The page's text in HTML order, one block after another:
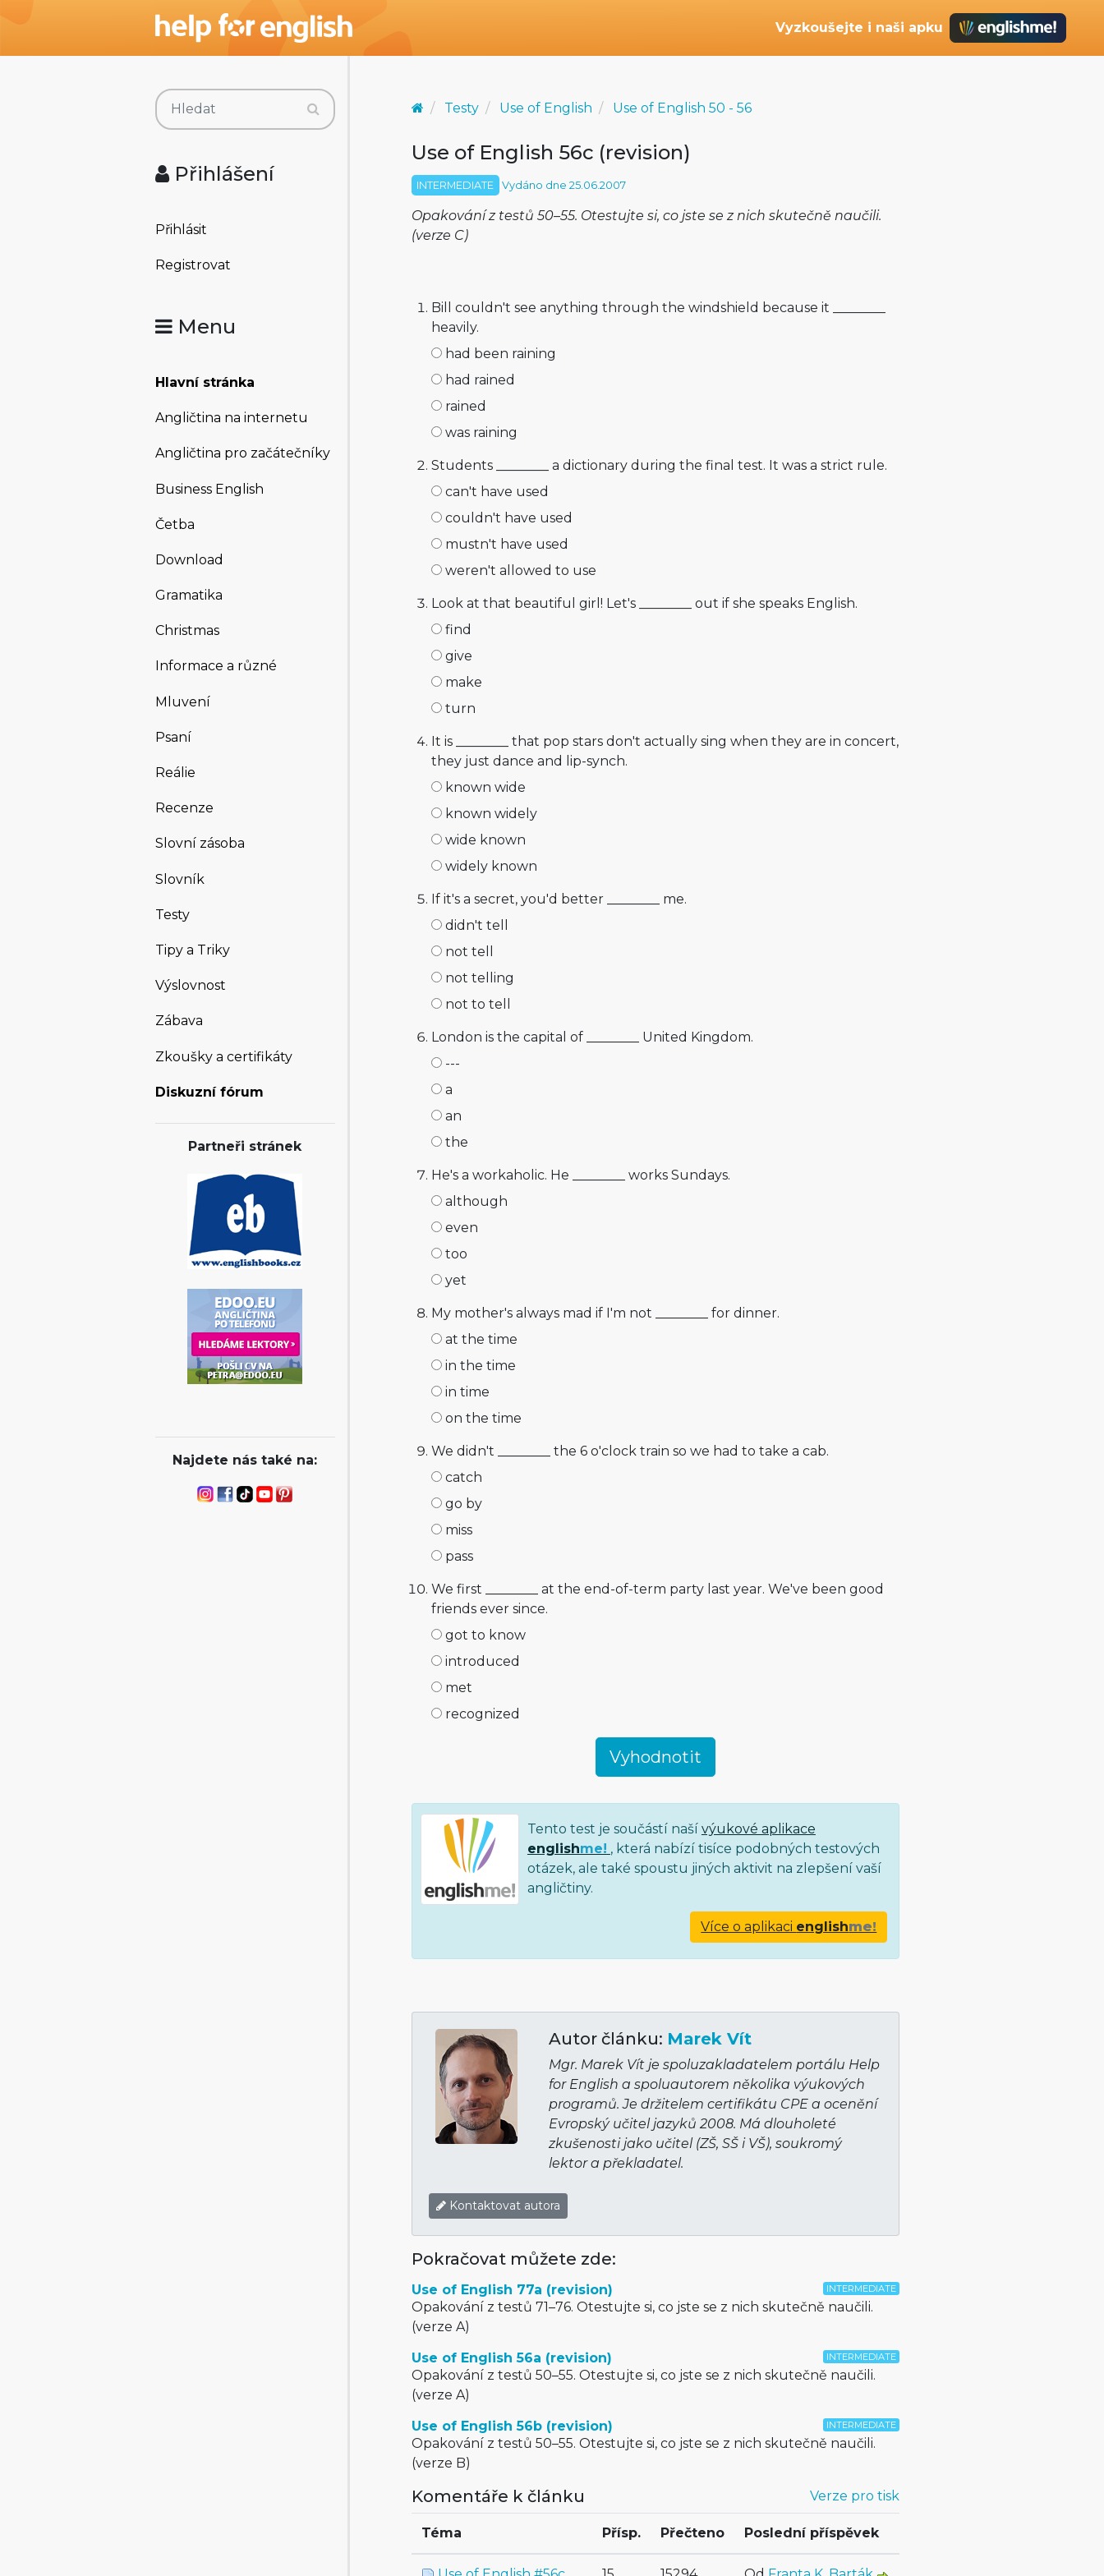
Vyzkoušejte i naši apku
Přihlášení
Přihlásit
Registrovat
Menu
Hlavní stránka
Angličtina na internetu
Angličtina pro začátečníky
Business English
Četba
Download
Gramatika
Christmas
Informace a různé
Mluvení
Psaní
Reálie
Recenze
Slovní zásoba
Slovník
Testy
Tipy a Triky
Výslovnost
Zábava
Zkoušky a certifikáty
Diskuzní fórum
Partneři stránek
Najdete nás také na:
Testy Use of English Use of English 50 - 56
Use of English 56c (revision)
INTERMEDIATE Vydáno dne 25.06.2007
Opakování z testů 50–55. Otestujte si, co jste se z nich skutečně naučili.
(verze C)
Bill couldn't see anything through the windshield because it ________
heavily.
had been raining
had rained
rained
was raining
Students ________ a dictionary during the final test. It was a strict rule.
can't have used
couldn't have used
mustn't have used
weren't allowed to use
Look at that beautiful girl! Let's ________ out if she speaks English.
find
give
make
turn
It is ________ that pop stars don't actually sing when they are in concert,
they just dance and lip-synch.
known wide
known widely
wide known
widely known
If it's a secret, you'd better ________ me.
didn't tell
not tell
not telling
not to tell
London is the capital of ________ United Kingdom.
---
a
an
the
He's a workaholic. He ________ works Sundays.
although
even
too
yet
My mother's always mad if I'm not ________ for dinner.
at the time
in the time
in time
on the time
We didn't ________ the 6 o'clock train so we had to take a cab.
catch
go by
miss
pass
We first ________ at the end-of-term party last year. We've been good
friends ever since.
got to know
introduced
met
recognized
Tento test je součástí naší výukové aplikace
englishme! , která nabízí tisíce podobných testových
otázek, ale také spoustu jiných aktivit na zlepšení vaší
angličtiny.
Více o aplikaci englishme!
Autor článku: Marek Vít
Mgr. Marek Vít je spoluzakladatelem portálu Help
for English a spoluautorem několika výukových
programů. Je držitelem certifikátu CPE a ocenění
Evropský učitel jazyků 2008. Má dlouholeté
zkušenosti jako učitel (ZŠ, SŠ i VŠ), soukromý
lektor a překladatel.
Kontaktovat autora
Pokračovat můžete zde:
INTERMEDIATE
Use of English 77a (revision)
Opakování z testů 71–76. Otestujte si, co jste se z nich skutečně naučili.
(verze A)
INTERMEDIATE
Use of English 56a (revision)
Opakování z testů 50–55. Otestujte si, co jste se z nich skutečně naučili.
(verze A)
INTERMEDIATE
Use of English 56b (revision)
Opakování z testů 50–55. Otestujte si, co jste se z nich skutečně naučili.
(verze B)
Verze pro tisk
Komentáře k článku
Téma Přísp. Přečteno Poslední příspěvek